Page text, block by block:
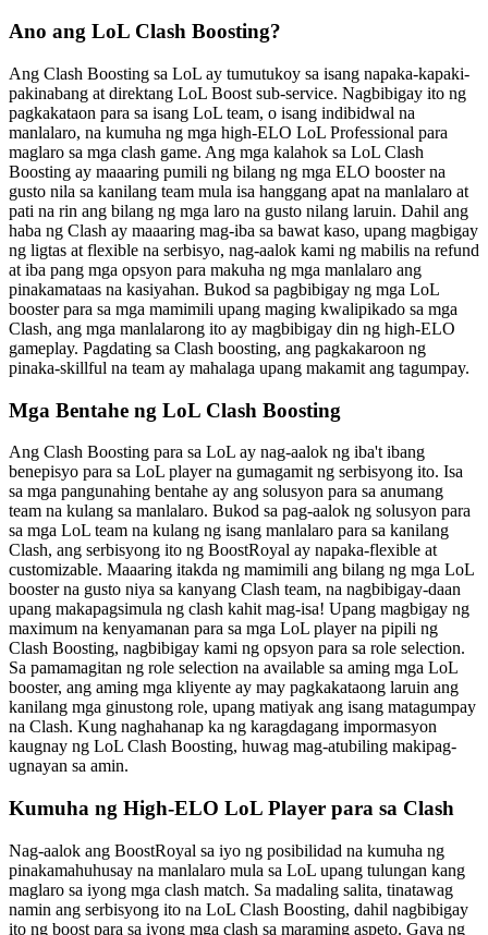
Ano ang LoL Clash Boosting?
Ang Clash Boosting sa LoL ay tumutukoy sa isang napaka-kapaki-
pakinabang at direktang LoL Boost sub-service. Nagbibigay ito ng
pagkakataon para sa isang LoL team, o isang indibidwal na
manlalaro, na kumuha ng mga high-ELO LoL Professional para
maglaro sa mga clash game. Ang mga kalahok sa LoL Clash
Boosting ay maaaring pumili ng bilang ng mga ELO booster na
gusto nila sa kanilang team mula isa hanggang apat na manlalaro at
pati na rin ang bilang ng mga laro na gusto nilang laruin. Dahil ang
haba ng Clash ay maaaring mag-iba sa bawat kaso, upang magbigay
ng ligtas at flexible na serbisyo, nag-aalok kami ng mabilis na refund
at iba pang mga opsyon para makuha ng mga manlalaro ang
pinakamataas na kasiyahan. Bukod sa pagbibigay ng mga LoL
booster para sa mga mamimili upang maging kwalipikado sa mga
Clash, ang mga manlalarong ito ay magbibigay din ng high-ELO
gameplay. Pagdating sa Clash boosting, ang pagkakaroon ng
pinaka-skillful na team ay mahalaga upang makamit ang tagumpay.
Mga Bentahe ng LoL Clash Boosting
Ang Clash Boosting para sa LoL ay nag-aalok ng iba't ibang
benepisyo para sa LoL player na gumagamit ng serbisyong ito. Isa
sa mga pangunahing bentahe ay ang solusyon para sa anumang
team na kulang sa manlalaro. Bukod sa pag-aalok ng solusyon para
sa mga LoL team na kulang ng isang manlalaro para sa kanilang
Clash, ang serbisyong ito ng BoostRoyal ay napaka-flexible at
customizable. Maaaring itakda ng mamimili ang bilang ng mga LoL
booster na gusto niya sa kanyang Clash team, na nagbibigay-daan
upang makapagsimula ng clash kahit mag-isa! Upang magbigay ng
maximum na kenyamanan para sa mga LoL player na pipili ng
Clash Boosting, nagbibigay kami ng opsyon para sa role selection.
Sa pamamagitan ng role selection na available sa aming mga LoL
booster, ang aming mga kliyente ay may pagkakataong laruin ang
kanilang mga ginustong role, upang matiyak ang isang matagumpay
na Clash. Kung naghahanap ka ng karagdagang impormasyon
kaugnay ng LoL Clash Boosting, huwag mag-atubiling makipag-
ugnayan sa amin.
Kumuha ng High-ELO LoL Player para sa Clash
Nag-aalok ang BoostRoyal sa iyo ng posibilidad na kumuha ng
pinakamahuhusay na manlalaro mula sa LoL upang tulungan kang
maglaro sa iyong mga clash match. Sa madaling salita, tinatawag
namin ang serbisyong ito na LoL Clash Boosting, dahil nagbibigay
ito ng boost para sa iyong mga clash sa maraming aspeto. Gaya ng